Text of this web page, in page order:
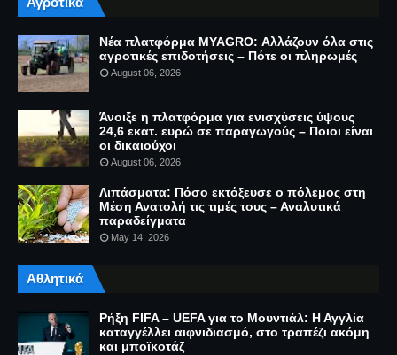
Νέα πλατφόρμα MYAGRO: Αλλάζουν όλα στις
αγροτικές επιδοτήσεις – Πότε οι πληρωμές
August 06, 2026
Άνοιξε η πλατφόρμα για ενισχύσεις ύψους
24,6 εκατ. ευρώ σε παραγωγούς – Ποιοι είναι
οι δικαιούχοι
August 06, 2026
Λιπάσματα: Πόσο εκτόξευσε ο πόλεμος στη
Μέση Ανατολή τις τιμές τους – Αναλυτικά
παραδείγματα
May 14, 2026
Αθλητικά
Ρήξη FIFA – UEFA για το Μουντιάλ: Η Αγγλία
καταγγέλλει αιφνιδιασμό, στο τραπέζι ακόμη
και μποϊκοτάζ